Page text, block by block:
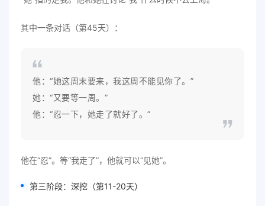
其中一条对话（第45天）：
他：“她这周末要来，我这周不能见你了。”
她：“又要等一周。”
他：“忍一下，她走了就好了。”
他在“忍”。等“我走了”，他就可以“见她”。
第三阶段：深挖（第11-20天）